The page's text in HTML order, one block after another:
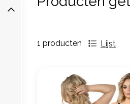
1 producten Lijst